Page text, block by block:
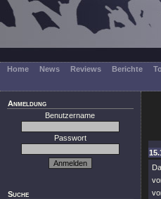
Home News Reviews Berichte
Anmeldung
Benutzername
Passwort
Suche